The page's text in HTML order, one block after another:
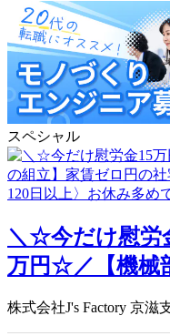
スペシャル
＼☆今だけ慰労
万円☆／【機械
株式会社J's Factory 京滋